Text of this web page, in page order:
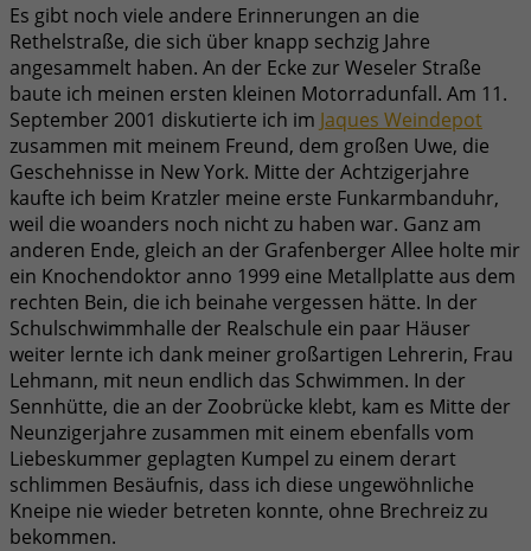
Es gibt noch viele andere Erinnerungen an die
Rethelstraße, die sich über knapp sechzig Jahre
angesammelt haben. An der Ecke zur Weseler Straße
baute ich meinen ersten kleinen Motorradunfall. Am 11.
September 2001 diskutierte ich im Jaques Weindepot
zusammen mit meinem Freund, dem großen Uwe, die
Geschehnisse in New York. Mitte der Achtzigerjahre
kaufte ich beim Kratzler meine erste Funkarmbanduhr,
weil die woanders noch nicht zu haben war. Ganz am
anderen Ende, gleich an der Grafenberger Allee holte mir
ein Knochendoktor anno 1999 eine Metallplatte aus dem
rechten Bein, die ich beinahe vergessen hätte. In der
Schulschwimmhalle der Realschule ein paar Häuser
weiter lernte ich dank meiner großartigen Lehrerin, Frau
Lehmann, mit neun endlich das Schwimmen. In der
Sennhütte, die an der Zoobrücke klebt, kam es Mitte der
Neunzigerjahre zusammen mit einem ebenfalls vom
Liebeskummer geplagten Kumpel zu einem derart
schlimmen Besäufnis, dass ich diese ungewöhnliche
Kneipe nie wieder betreten konnte, ohne Brechreiz zu
bekommen.